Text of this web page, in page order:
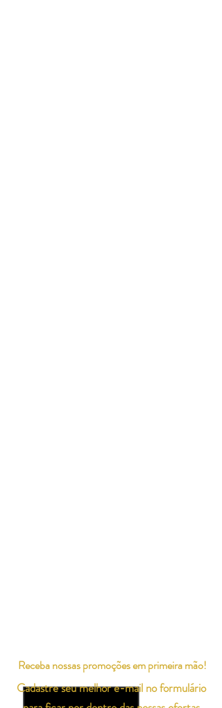
Cadastre seu melhor e-mail no formulário
Receba nossas promoções em primeira mão!